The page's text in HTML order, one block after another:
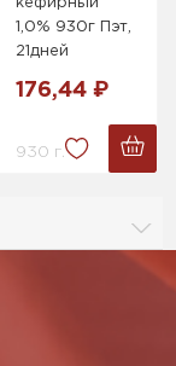
кефирный
1,0% 930г Пэт,
21дней
176,44 ₽
930 г.